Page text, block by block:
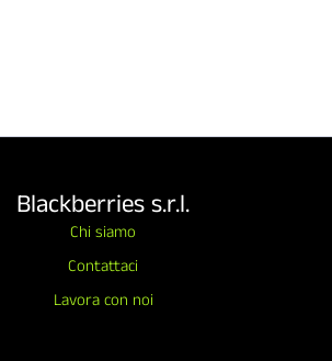
Blackberries s.r.l.
Chi siamo
Contattaci
Lavora con noi